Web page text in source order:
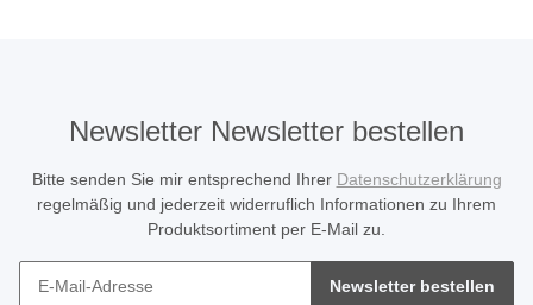
Newsletter Newsletter bestellen
Bitte senden Sie mir entsprechend Ihrer Datenschutzerklärung
regelmäßig und jederzeit widerruflich Informationen zu Ihrem
Produktsortiment per E-Mail zu.
Newsletter bestellen